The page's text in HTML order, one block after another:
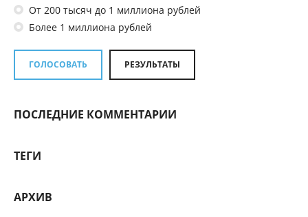
От 200 тысяч до 1 миллиона рублей
Более 1 миллиона рублей
ГОЛОСОВАТЬ РЕЗУЛЬТАТЫ
ПОСЛЕДНИЕ КОММЕНТАРИИ
ТЕГИ
АРХИВ